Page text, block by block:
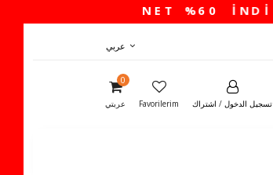
عربي
تسجيل الدخول / اشتراك Favorilerim
0
عربتي